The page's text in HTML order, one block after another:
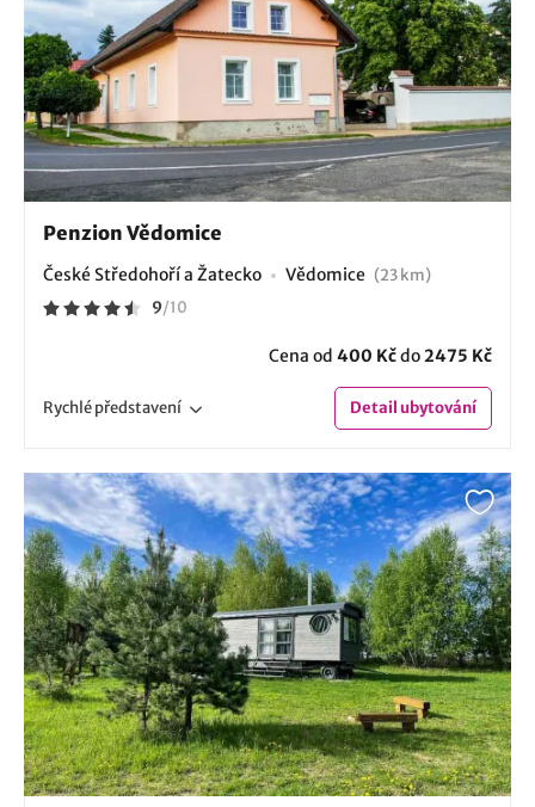
Penzion Vědomice
České Středohoří a Žatecko Vědomice (23 km)
9/10
Cena od 400 Kčdo2475 Kč
Rychlépředstavení Detailubytování